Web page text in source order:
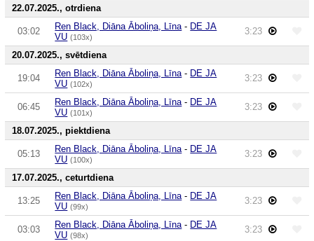
22.07.2025., otrdiena
03:02 Ren Black, Diāna Āboliņa, Līna - DE JA
VU (103x)
3:23
20.07.2025., svētdiena
19:04 Ren Black, Diāna Āboliņa, Līna - DE JA
VU (102x)
3:23
06:45 Ren Black, Diāna Āboliņa, Līna - DE JA
VU (101x)
3:23
18.07.2025., piektdiena
05:13 Ren Black, Diāna Āboliņa, Līna - DE JA
VU (100x)
3:23
17.07.2025., ceturtdiena
13:25 Ren Black, Diāna Āboliņa, Līna - DE JA
VU (99x)
3:23
03:03 Ren Black, Diāna Āboliņa, Līna - DE JA
VU (98x)
3:23